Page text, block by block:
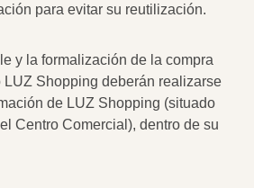
para evitar su reutilización.
y la formalización de la compra
LUZ Shopping deberán realizarse
de LUZ Shopping (situado
Centro Comercial), dentro de su